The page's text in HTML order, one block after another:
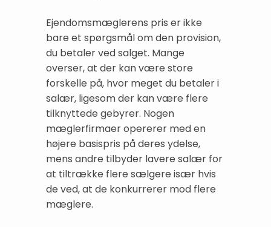
Ejendomsmæglerens pris er ikke
bare et spørgsmål om den provision,
du betaler ved salget. Mange
overser, at der kan være store
forskelle på, hvor meget du betaler i
salær, ligesom der kan være flere
tilknyttede gebyrer. Nogen
mæglerfirmaer opererer med en
højere basispris på deres ydelse,
mens andre tilbyder lavere salær for
at tiltrække flere sælgere især hvis
de ved, at de konkurrerer mod flere
mæglere.